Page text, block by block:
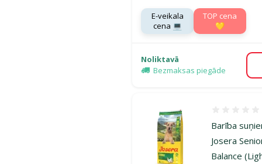
E-veikala
cena 💻
TOP cena
💛
Noliktavā
Bezmaksas piegāde
Barība
Josera
Balance